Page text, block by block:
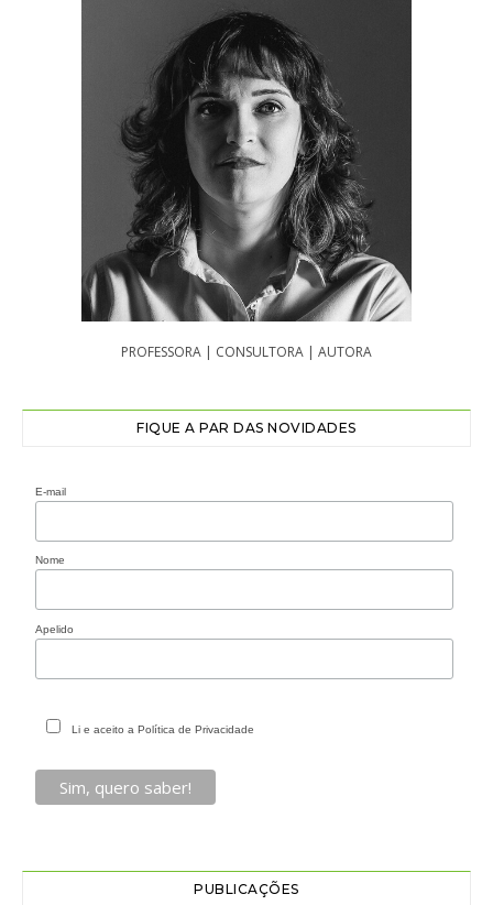
PROFESSORA | CONSULTORA | AUTORA
FIQUE A PAR DAS NOVIDADES
E-mail
Nome
Apelido
Li e aceito a Política de Privacidade
PUBLICAÇÕES